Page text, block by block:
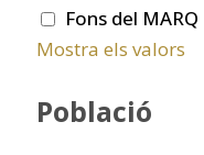
Fons del MARQ
Mostra els valors
Població